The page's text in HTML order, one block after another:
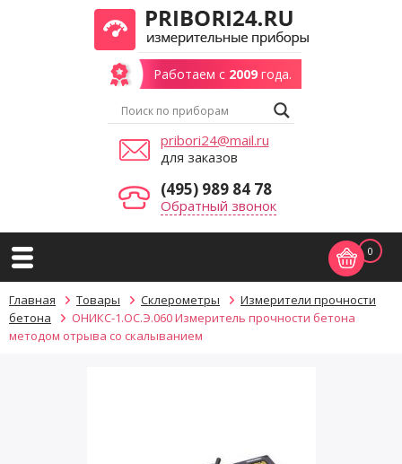
Работаем с 2009года.
pribori24@mail.ru
для заказов
(495) 989 84 78
Обратный звонок
0
Главная Товары Склерометры
Измерители прочности
бетона
ОНИКС-1.ОС.Э.060 Измеритель прочности бетона
методом отрыва со скалыванием